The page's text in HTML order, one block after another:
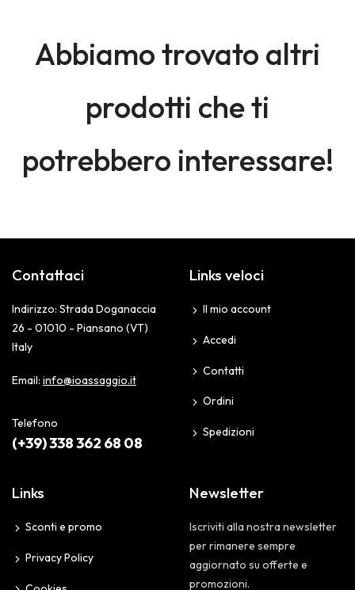
Abbiamo trovato altri
prodotti che ti
potrebbero interessare!
Contattaci
Indirizzo: Strada Doganaccia
26 - 01010 - Piansano (VT)
Italy
Email: info@ioassaggio.it
Telefono
(+39) 338 362 68 08
Links veloci
Il mio account
Accedi
Contatti
Ordini
Spedizioni
Links
Sconti e promo
Privacy Policy
Newsletter
Iscriviti alla nostra newsletter
per rimanere sempre
aggiornato su offerte e
promozioni.